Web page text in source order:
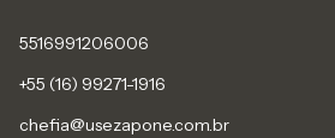
5516991206006
+55 (16) 99271-1916
chefia@usezapone.com.br